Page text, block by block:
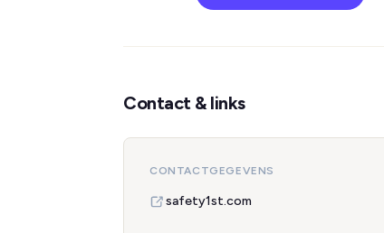
Contact & links
CONTACTGEGEVENS
safety1st.com